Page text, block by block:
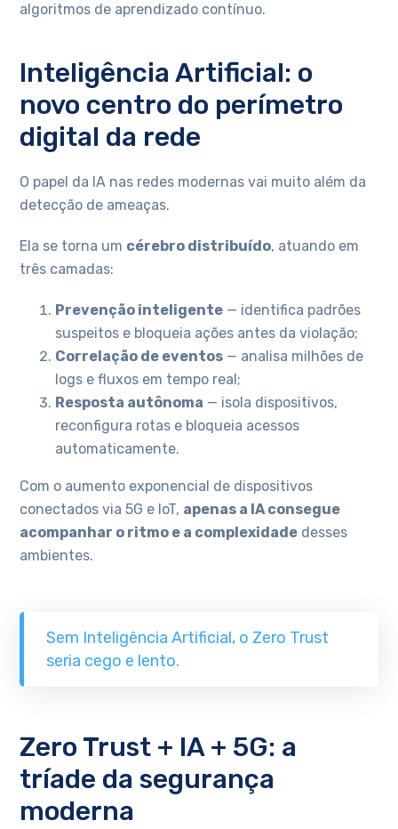
algoritmos de aprendizado contínuo.
Inteligência Artificial: o
novo centro do perímetro
digital da rede
O papel da IA nas redes modernas vai muito além da
detecção de ameaças.
Ela se torna um cérebro distribuído, atuando em
três camadas:
Prevenção inteligente — identifica padrões
suspeitos e bloqueia ações antes da violação;
Correlação de eventos — analisa milhões de
logs e fluxos em tempo real;
Resposta autônoma — isola dispositivos,
reconfigura rotas e bloqueia acessos
automaticamente.
Com o aumento exponencial de dispositivos
conectados via 5G e IoT, apenas a IA consegue
acompanhar o ritmo e a complexidade desses
ambientes.
Sem Inteligência Artificial, o Zero Trust
seria cego e lento.
Zero Trust + IA + 5G: a
tríade da segurança
moderna